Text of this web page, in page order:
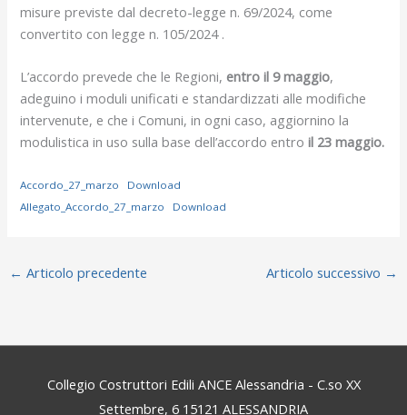
misure previste dal decreto-legge n. 69/2024, come
convertito con legge n. 105/2024 .
L’accordo prevede che le Regioni, entro il 9 maggio,
adeguino i moduli unificati e standardizzati alle modifiche
intervenute, e che i Comuni, in ogni caso, aggiornino la
modulistica in uso sulla base dell’accordo entroil 23 maggio.
Accordo_27_marzo
Download
Allegato_Accordo_27_marzo
Download
← Articolo precedente Articolo successivo →
Collegio Costruttori Edili ANCE Alessandria - C.so XX
Settembre, 6 15121 ALESSANDRIA